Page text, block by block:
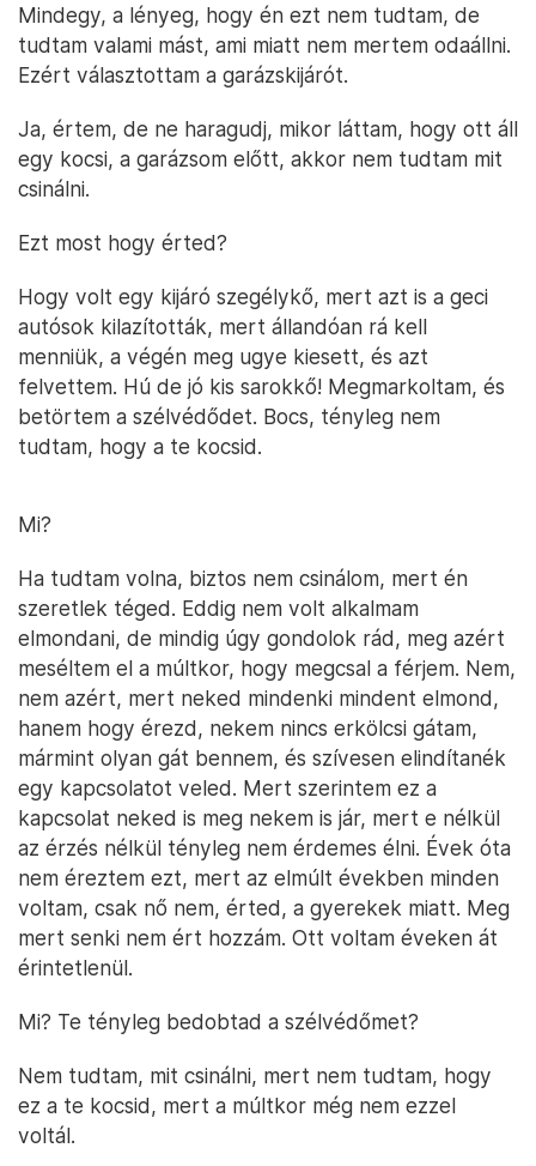
Mindegy, a lényeg, hogy én ezt nem tudtam, de
tudtam valami mást, ami miatt nem mertem odaállni.
Ezért választottam a garázskijárót.
Ja, értem, de ne haragudj, mikor láttam, hogy ott áll
egy kocsi, a garázsom előtt, akkor nem tudtam mit
csinálni.
Ezt most hogy érted?
Hogy volt egy kijáró szegélykő, mert azt is a geci
autósok kilazították, mert állandóan rá kell
menniük, a végén meg ugye kiesett, és azt
felvettem. Hú de jó kis sarokkő! Megmarkoltam, és
betörtem a szélvédődet. Bocs, tényleg nem
tudtam, hogy a te kocsid.
Mi?
Ha tudtam volna, biztos nem csinálom, mert én
szeretlek téged. Eddig nem volt alkalmam
elmondani, de mindig úgy gondolok rád, meg azért
meséltem el a múltkor, hogy megcsal a férjem. Nem,
nem azért, mert neked mindenki mindent elmond,
hanem hogy érezd, nekem nincs erkölcsi gátam,
mármint olyan gát bennem, és szívesen elindítanék
egy kapcsolatot veled. Mert szerintem ez a
kapcsolat neked is meg nekem is jár, mert e nélkül
az érzés nélkül tényleg nem érdemes élni. Évek óta
nem éreztem ezt, mert az elmúlt években minden
voltam, csak nő nem, érted, a gyerekek miatt. Meg
mert senki nem ért hozzám. Ott voltam éveken át
érintetlenül.
Mi? Te tényleg bedobtad a szélvédőmet?
Nem tudtam, mit csinálni, mert nem tudtam, hogy
ez a te kocsid, mert a múltkor még nem ezzel
voltál.